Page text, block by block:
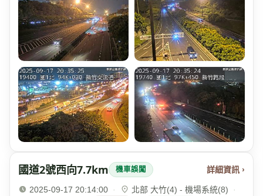
國道2號西向7.7km 機車誤闖 詳細資訊 ›
2025-09-17 20:14:00 · 北部 大竹(4) - 機場系統(8)
·